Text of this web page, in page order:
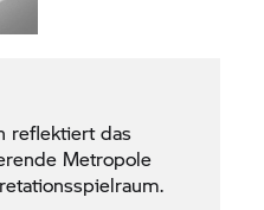
reflektiert das
Metropole